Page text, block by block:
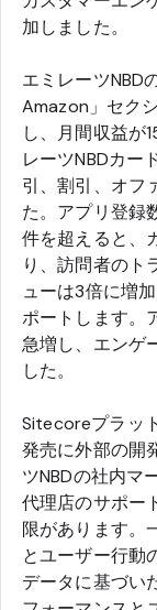
加しました。
エミレーツNBD
Amazon」セク
し、月間収益が
レーツNBDカー
引、割引、オフ
た。アプリ登録
件を超えると、
り、訪問者のト
ューは3倍に増
ポートします。
急増し、エンゲ
した。
Sitecoreプラッ
発売に外部の開
ツNBDの社内マ
代理店のサポー
限があります。
とユーザー行動
データに基づい